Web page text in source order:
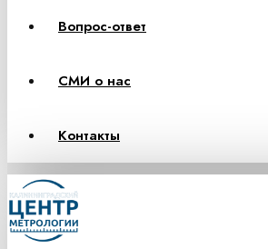
Вопрос-ответ
СМИ о нас
Контакты